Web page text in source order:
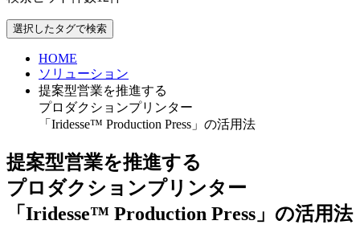
HOME
ソリューション
提案型営業を推進する
プロダクションプリンター
「Iridesse™ Production Press」の活用法
提案型営業を推進する
プロダクションプリンター
「Iridesse™ Production Press」の活用法